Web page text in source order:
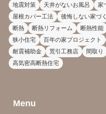
地震対策
天井がないお風呂 家
屋根カバー工法
後悔しない家づ
断熱
断熱リフォーム 断熱性能
狭小住宅
百年の家プロジェクト
耐震補助金
荒引工務店 間取り
高気密高断熱住宅
Menu